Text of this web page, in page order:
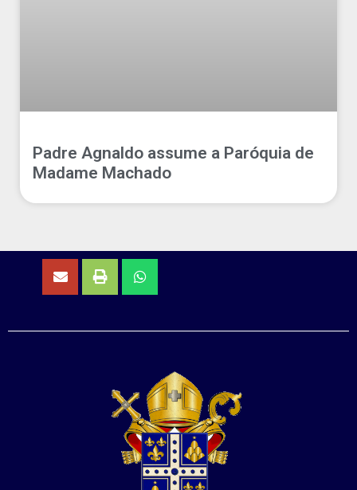
Padre Agnaldo assume a Paróquia de
Madame Machado